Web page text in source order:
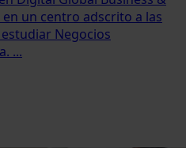
un centro adscrito a las
Negocios
...